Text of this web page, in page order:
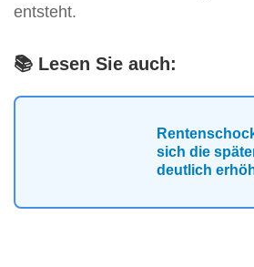
entsteht.
📚 Lesen Sie auch:
sich die
deutlich